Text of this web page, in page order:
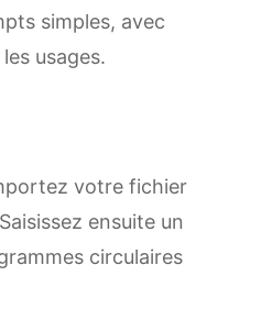
simples, avec
usages.
votre fichier
ensuite un
circulaires